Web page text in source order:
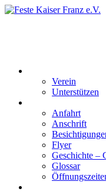
Verein
Unterstützen
Anfahrt
Anschrift
Flyer
Geschichte –
Glossar